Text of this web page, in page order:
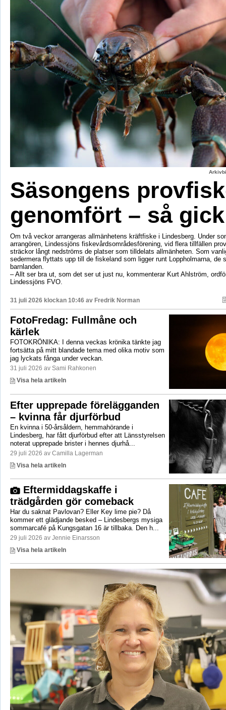
Säsongens
genomfört – så
Om två veckor arrangeras allmänhetens kräftfiske i Lindesberg. Under
arrangören, Lindessjöns fiskevårdsområdesförening, vid flera tillfällen
sträckor långt nedströms de platser som tilldelats allmänheten. Som
sedermera flyttats upp till de fiskeland som ligger runt Loppholmarna, de
barnlanden.
– Allt ser bra ut, som det ser ut just nu, kommenterar Kurt Ahlström,
Lindessjöns FVO.
31 juli 2026 klockan 10:46 av Fredrik Norman
FotoFredag: Fullmåne och
kärlek
FOTOKRÖNIKA: I denna veckas krönika tänkte jag
fortsätta på mitt blandade tema med olika motiv som
jag lyckats fånga under veckan.
31 juli 2026 av Sami Rahkonen
Visa hela artikeln
Efter upprepade förelägganden
– kvinna får djurförbud
En kvinna i 50-årsåldern, hemmahörande i
Lindesberg, har fått djurförbud efter att Länsstyrelsen
noterat upprepade brister i hennes djurhå...
29 juli 2026 av Camilla Lagerman
Visa hela artikeln
Eftermiddagskaffe i
trädgården gör comeback
Har du saknat Pavlovan? Eller Key lime pie? Då
kommer ett glädjande besked – Lindesbergs mysiga
sommarcafé på Kungsgatan 16 är tillbaka. Den h...
29 juli 2026 av Jennie Einarsson
Visa hela artikeln